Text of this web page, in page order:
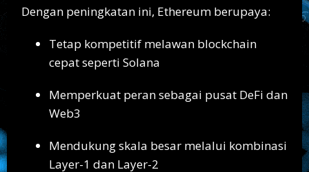
Dengan peningkatan ini, Ethereum berupaya:
Tetap kompetitif melawan blockchain
cepat seperti Solana
Memperkuat peran sebagai pusat DeFi dan
Web3
Mendukung skala besar melalui kombinasi
Layer-1 dan Layer-2